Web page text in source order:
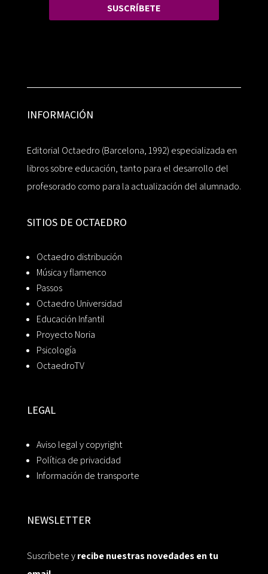
SUSCRÍBETE
INFORMACIÓN
Editorial Octaedro (Barcelona, 1992) especializada en
libros sobre educación, tanto para el desarrollo del
profesorado como para la actualización del alumnado.
SITIOS DE OCTAEDRO
Octaedro distribución
Música y flamenco
Passos
Octaedro Universidad
Educación Infantil
Proyecto Noria
Psicología
OctaedroTV
LEGAL
Aviso legal y copyright
Política de privacidad
Información de transporte
NEWSLETTER
Suscríbete yrecibe nuestras novedades en tu